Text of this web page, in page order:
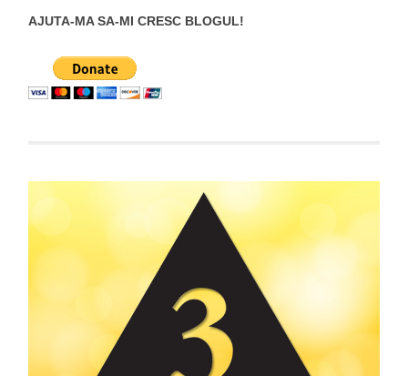
AJUTA-MA SA-MI CRESC BLOGUL!